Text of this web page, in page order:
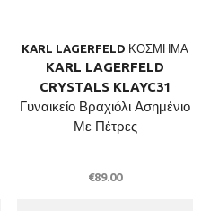
KARL LAGERFELD ΚΟΣΜΗΜΑ
KARL LAGERFELD
CRYSTALS KLAYC31
Γυναικείο Βραχιόλι Ασημένιο
Με Πέτρες
€89.00